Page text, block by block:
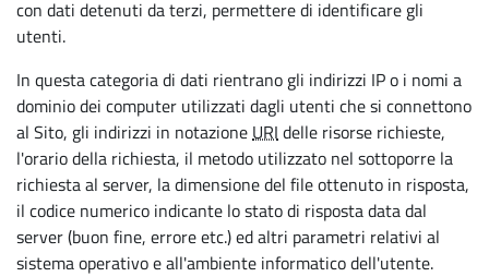
con dati detenuti da terzi, permettere di identificare gli
utenti.
In questa categoria di dati rientrano gli indirizzi IP o i nomi a
dominio dei computer utilizzati dagli utenti che si connettono
al Sito, gli indirizzi in notazioneURIdelle risorse richieste,
l'orario della richiesta, il metodo utilizzato nel sottoporre la
richiesta al server, la dimensione del file ottenuto in risposta,
il codice numerico indicante lo stato di risposta data dal
server (buon fine, errore etc.) ed altri parametri relativi al
sistema operativo e all'ambiente informatico dell'utente.